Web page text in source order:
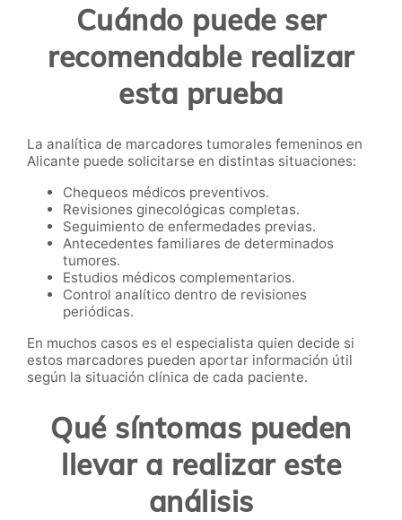
Cuándo puede ser
recomendable realizar
esta prueba
La analítica de marcadores tumorales femeninos en
Alicante puede solicitarse en distintas situaciones:
Chequeos médicos preventivos.
Revisiones ginecológicas completas.
Seguimiento de enfermedades previas.
Antecedentes familiares de determinados
tumores.
Estudios médicos complementarios.
Control analítico dentro de revisiones
periódicas.
En muchos casos es el especialista quien decide si
estos marcadores pueden aportar información útil
según la situación clínica de cada paciente.
Qué síntomas pueden
llevar a realizar este
análisis